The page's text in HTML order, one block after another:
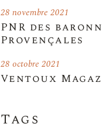
PNR des
Provençales
28 novembre 2021
Ventoux
28 octobre 2021
Tags